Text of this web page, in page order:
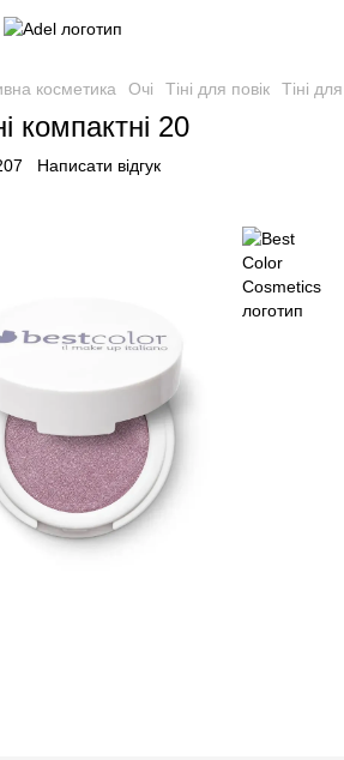
косметика Очі Тіні для повік Тіні
компактні 20
Написати відгук